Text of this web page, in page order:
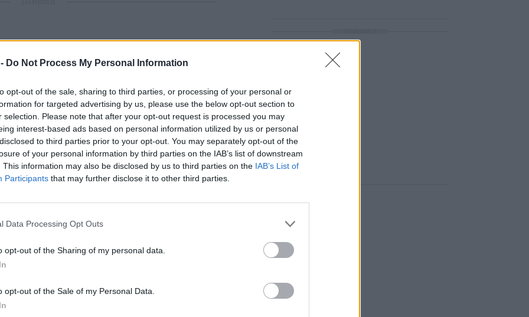
Do Not Process My Personal Information
opt-out of the sale, sharing to third parties, or processing of your personal or
for targeted advertising by us, please use the below opt-out section to
selection. Please note that after your opt-out request is processed you may
interest-based ads based on personal information utilized by us or personal
to third parties prior to your opt-out. You may separately opt-out of the
of your personal information by third parties on the IAB’s list of downstream
This information may also be disclosed by us to third parties on the IAB’s List of
Participants that may further disclose it to other third parties.
Data Processing Opt Outs
opt-out of the Sharing of my personal data.
opt-out of the Sale of my Personal Data.
απολύσεις σε κάθε νησί διαμορφώθηκαν ως